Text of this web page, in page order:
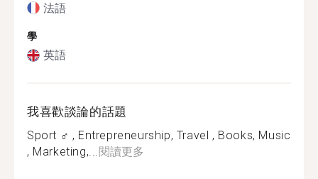
法語
學
英語
我喜歡談論的話題
Sport ‍♂️ , Entrepreneurship, Travel , Books, Music
, Marketing,...閱讀更多